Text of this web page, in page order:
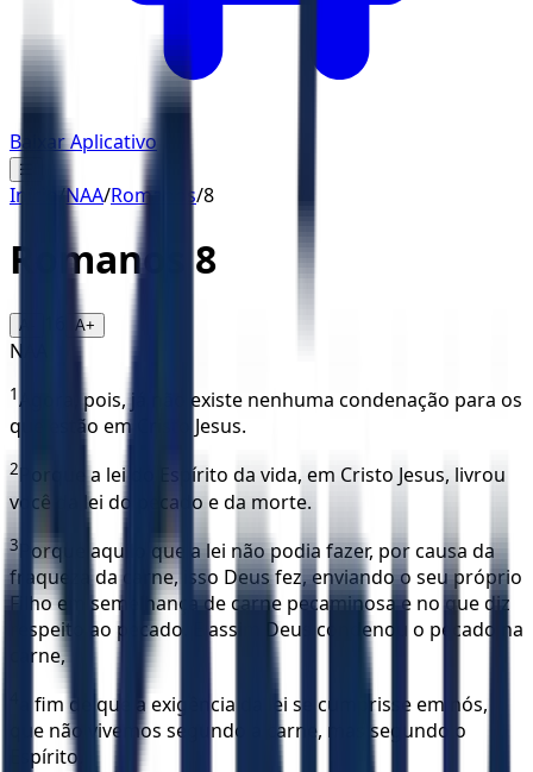
Baixar Aplicativo
☰
Início NAA/Romanos/8
Romanos 8
A- A+
NAA
1Agora, pois, já não existe nenhuma condenação para os
que estão em Cristo Jesus.
2
Porque a lei do Espírito da vida, em Cristo Jesus, livrou
você da lei do pecado e da morte.
3
Porque aquilo que a lei não podia fazer, por causa da
fraqueza da carne, isso Deus fez, enviando o seu próprio
Filho em semelhança de carne pecaminosa e no que diz
respeito ao pecado. E assim Deus condenou o pecado na
carne,
a fim de que a exigência da lei se cumprisse em nós,
que não vivemos segundo a carne, mas segundo o
Espírito.